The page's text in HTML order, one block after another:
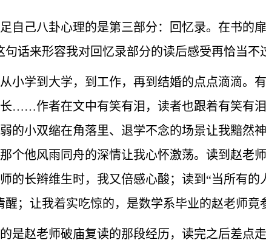
自己八卦心理的是第三部分：回忆录。在书的
话来形容我对回忆录部分的读后感受再恰当不
小学到大学，到工作，再到结婚的点点滴滴。
……作者在文中有笑有泪，读者也跟着有笑有
的小双缩在角落里、退学不念的场景让我黯然
个他风雨同舟的深情让我心怀激荡。读到赵老
的长辫维生时，我又倍感心酸；读到“当所有的
；让我着实吃惊的，是数学系毕业的赵老师竟
是赵老师破庙复读的那段经历，读完之后差点